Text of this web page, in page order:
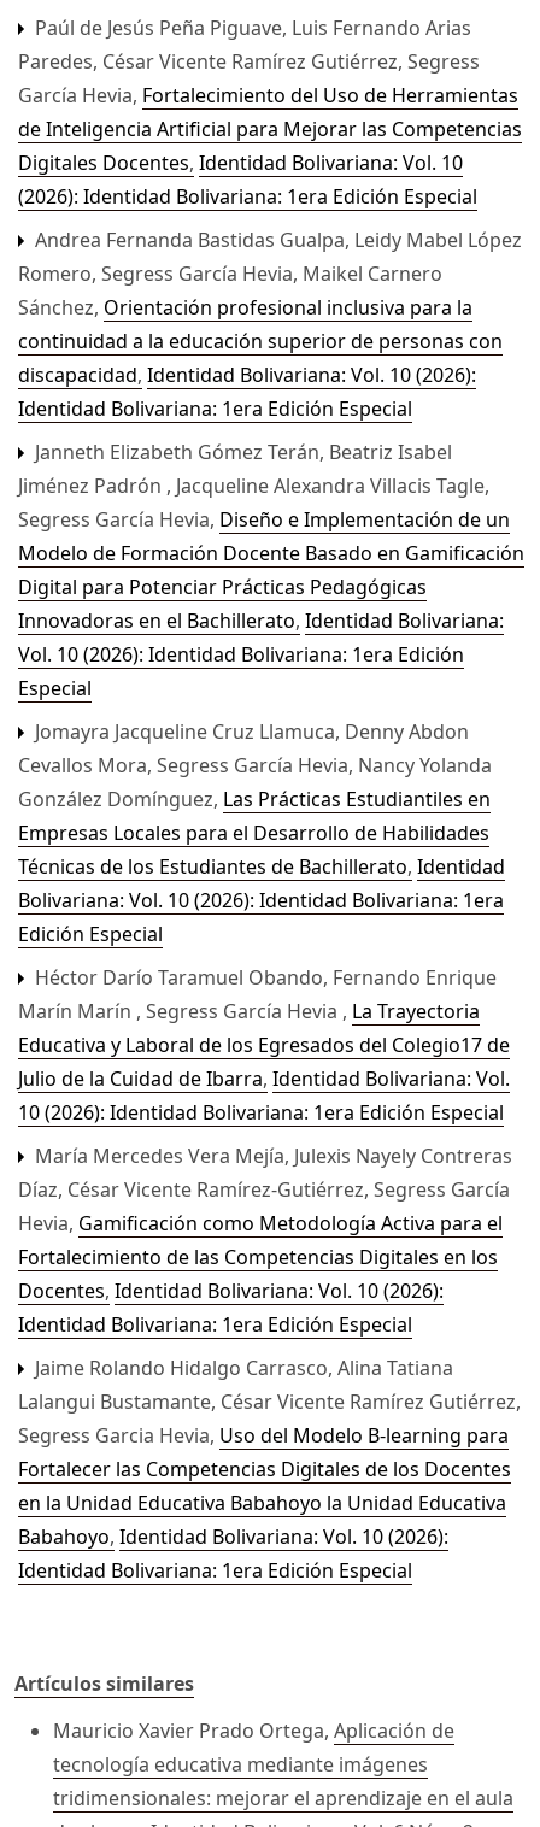
Paúl de Jesús Peña Piguave, Luis Fernando Arias
Paredes, César Vicente Ramírez Gutiérrez, Segress
García Hevia, Fortalecimiento del Uso de Herramientas
de Inteligencia Artificial para Mejorar las Competencias
Digitales Docentes, Identidad Bolivariana: Vol. 10
(2026): Identidad Bolivariana: 1era Edición Especial
Andrea Fernanda Bastidas Gualpa, Leidy Mabel López
Romero, Segress García Hevia, Maikel Carnero
Sánchez, Orientación profesional inclusiva para la
continuidad a la educación superior de personas con
discapacidad, Identidad Bolivariana: Vol. 10 (2026):
Identidad Bolivariana: 1era Edición Especial
Janneth Elizabeth Gómez Terán, Beatriz Isabel
Jiménez Padrón , Jacqueline Alexandra Villacis Tagle,
Segress García Hevia, Diseño e Implementación de un
Modelo de Formación Docente Basado en Gamificación
Digital para Potenciar Prácticas Pedagógicas
Innovadoras en el Bachillerato, Identidad Bolivariana:
Vol. 10 (2026): Identidad Bolivariana: 1era Edición
Especial
Jomayra Jacqueline Cruz Llamuca, Denny Abdon
Cevallos Mora, Segress García Hevia, Nancy Yolanda
González Domínguez, Las Prácticas Estudiantiles en
Empresas Locales para el Desarrollo de Habilidades
Técnicas de los Estudiantes de Bachillerato, Identidad
Bolivariana: Vol. 10 (2026): Identidad Bolivariana: 1era
Edición Especial
Héctor Darío Taramuel Obando, Fernando Enrique
Marín Marín , Segress García Hevia , La Trayectoria
Educativa y Laboral de los Egresados del Colegio17 de
Julio de la Cuidad de Ibarra, Identidad Bolivariana: Vol.
10 (2026): Identidad Bolivariana: 1era Edición Especial
María Mercedes Vera Mejía, Julexis Nayely Contreras
Díaz, César Vicente Ramírez-Gutiérrez, Segress García
Hevia, Gamificación como Metodología Activa para el
Fortalecimiento de las Competencias Digitales en los
Docentes, Identidad Bolivariana: Vol. 10 (2026):
Identidad Bolivariana: 1era Edición Especial
Jaime Rolando Hidalgo Carrasco, Alina Tatiana
Lalangui Bustamante, César Vicente Ramírez Gutiérrez,
Segress Garcia Hevia, Uso del Modelo B-learning para
Fortalecer las Competencias Digitales de los Docentes
en la Unidad Educativa Babahoyo la Unidad Educativa
Babahoyo, Identidad Bolivariana: Vol. 10 (2026):
Identidad Bolivariana: 1era Edición Especial
Artículos similares
Mauricio Xavier Prado Ortega, Aplicación de
tecnología educativa mediante imágenes
tridimensionales: mejorar el aprendizaje en el aula